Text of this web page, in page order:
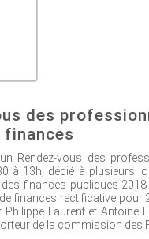
des
finances
un Rendez-vous des
à 13h, dédié à plusieurs
finances publiques
finances rectificative pour
Philippe Laurent et Antoine
de la commission des